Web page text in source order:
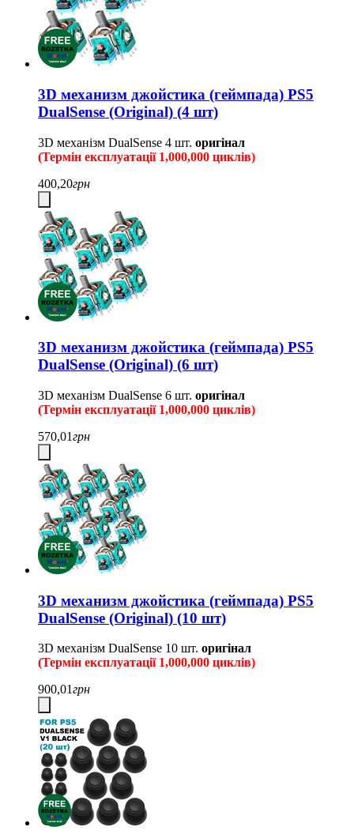
3D механизм джойстика (геймпада) PS5
DualSense (Original) (4 шт)
3D механізм DualSense 4 шт. оригінал
(Термін експлуатації 1,000,000 циклів)
400,20грн
3D механизм джойстика (геймпада) PS5
DualSense (Original) (6 шт)
3D механізм DualSense 6 шт. оригінал
(Термін експлуатації 1,000,000 циклів)
570,01грн
3D механизм джойстика (геймпада) PS5
DualSense (Original) (10 шт)
3D механізм DualSense 10 шт. оригінал
(Термін експлуатації 1,000,000 циклів)
900,01грн